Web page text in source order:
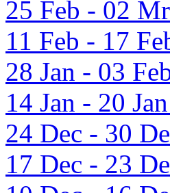
25 Feb - 02
11 Feb - 17
28 Jan - 03
14 Jan - 20
24 Dec - 30
17 Dec - 23